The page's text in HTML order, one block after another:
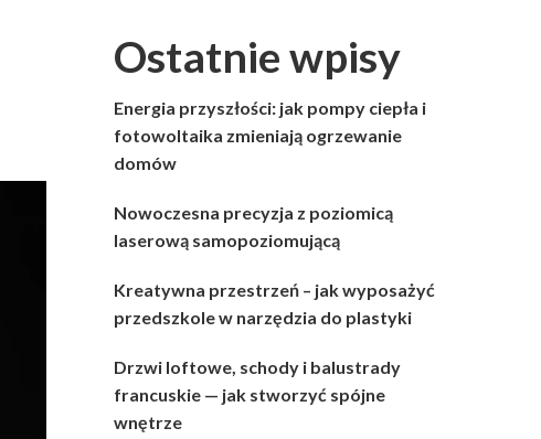
Ostatnie wpisy
Energia przyszłości: jak pompy ciepła i
fotowoltaika zmieniają ogrzewanie
domów
Nowoczesna precyzja z poziomicą
laserową samopoziomującą
Kreatywna przestrzeń – jak wyposażyć
przedszkole w narzędzia do plastyki
Drzwi loftowe, schody i balustrady
francuskie — jak stworzyć spójne
wnętrze